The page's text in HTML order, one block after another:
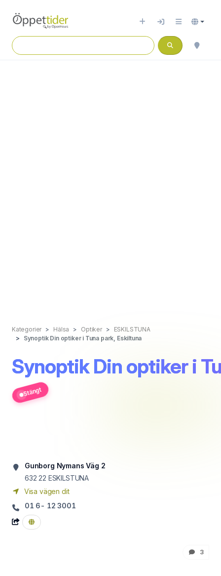
Kategorier Hälsa Optiker
ESKILSTUNA
Synoptik Din optiker i Tuna park, Eskiltuna
Synoptik Din optiker i
Stängt
Gunborg Nymans Väg 2
632 22 ESKILSTUNA
Visa vägen dit
01 6- 12 3001
3